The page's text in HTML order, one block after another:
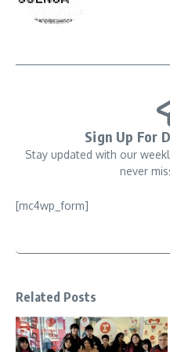
Sign Up For
Stay updated with our
never
[mc4wp_form]
Related Posts